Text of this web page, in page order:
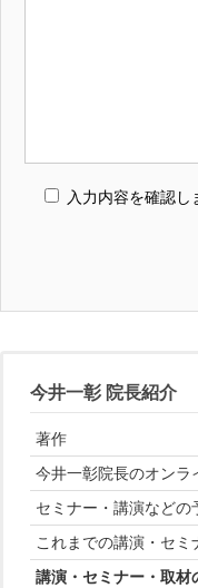
入力内容を確認し
今井一彰 院長紹介
著作
今井一彰院長のオンラ
セミナー・講演などの
これまでの講演・セ
講演・セミナー・取材